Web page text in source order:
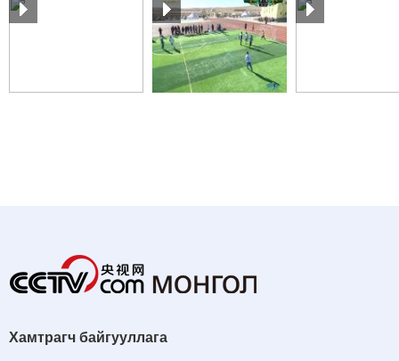
Хамтрагч байгууллага